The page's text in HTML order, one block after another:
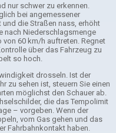
nur schwer zu erkennen.
bei angemessener
die Straßen nass, erhöht
nach Niederschlagsmenge
60 km/h auftreten. Regnet
über das Fahrzeug zu
so hoch.
drosseln. Ist der
zu sehen ist, steuern Sie einen
möglichst den Schauer ab.
die das Tempolimit
– vorgeben. Wenn der
vom Gas gehen und das
Fahrbahnkontakt haben.